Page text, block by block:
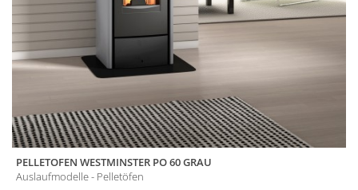
PELLETOFEN WESTMINSTER PO 60 GRAU
Auslaufmodelle - Pelletöfen